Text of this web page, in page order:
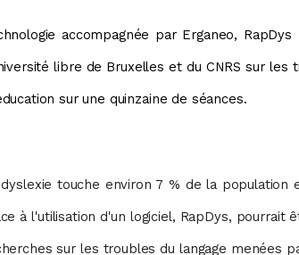
accompagnée par Erganeo,
libre de Bruxelles et du CNRS sur
sur une quinzaine de séances.
touche environ 7 % de la
à l'utilisation d'un logiciel, RapDys,
sur les troubles du langage menées